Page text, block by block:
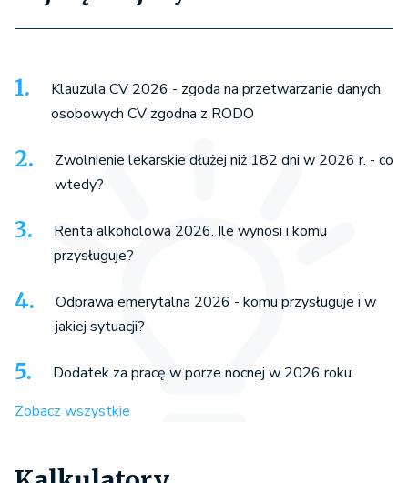
Klauzula CV 2026 - zgoda na przetwarzanie danych
osobowych CV zgodna z RODO
Zwolnienie lekarskie dłużej niż 182 dni w 2026 r. - co
wtedy?
Renta alkoholowa 2026. Ile wynosi i komu
przysługuje?
Odprawa emerytalna 2026 - komu przysługuje i w
jakiej sytuacji?
Dodatek za pracę w porze nocnej w 2026 roku
Zobacz wszystkie